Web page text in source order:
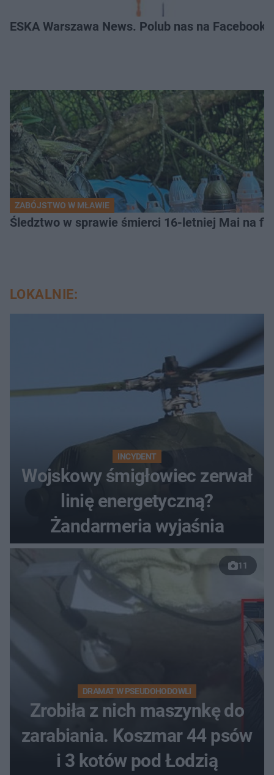
ESKA Warszawa News. Polub nas na
ZABÓJSTWO W MŁAWIE
Śledztwo w sprawie śmierci 16-letniej Mai na
LOKALNIE:
INCYDENT
Wojskowy śmigłowiec zerwał
linię energetyczną?
Żandarmeria wyjaśnia
11
DRAMAT W PSEUDOHODOWLI
Zrobiła z nich maszynkę do
zarabiania. Koszmar 44 psów
i 3 kotów pod Łodzią